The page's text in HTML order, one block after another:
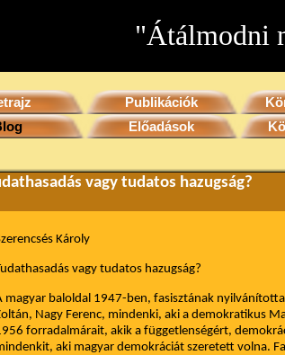
"Átálmodni
Publikációk
Előadások
vagy tudatos hazugság?
Károly
vagy tudatos hazugság?
magyar baloldal 1947-ben, fasisztának
Nagy Ferenc, mindenki, aki a demokratikus
forradalmárait, akik a függetlenségért,
aki magyar demokráciát szeretett volna.